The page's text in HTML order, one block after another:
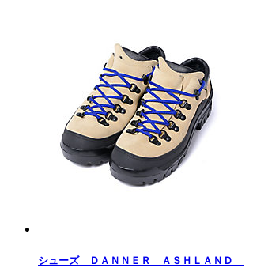
シューズ ＤＡＮＮＥＲ ＡＳＨＬＡＮＤ